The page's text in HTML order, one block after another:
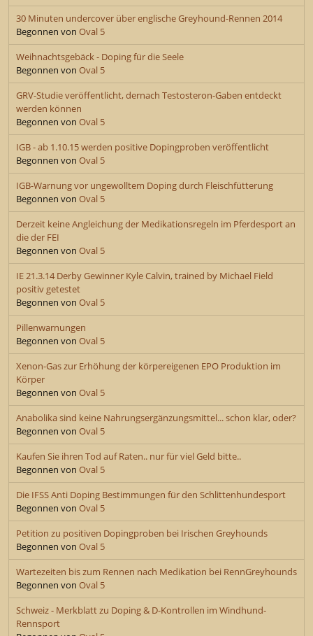
30 Minuten undercover über englische Greyhound-Rennen 2014
Begonnen von Oval 5
Weihnachtsgebäck - Doping für die Seele
Begonnen von Oval 5
GRV-Studie veröffentlicht, dernach Testosteron-Gaben entdeckt
werden können
Begonnen von Oval 5
IGB - ab 1.10.15 werden positive Dopingproben veröffentlicht
Begonnen von Oval 5
IGB-Warnung vor ungewolltem Doping durch Fleischfütterung
Begonnen von Oval 5
Derzeit keine Angleichung der Medikationsregeln im Pferdesport an
die der FEI
Begonnen von Oval 5
IE 21.3.14 Derby Gewinner Kyle Calvin, trained by Michael Field
positiv getestet
Begonnen von Oval 5
Pillenwarnungen
Begonnen von Oval 5
Xenon-Gas zur Erhöhung der körpereigenen EPO Produktion im
Körper
Begonnen von Oval 5
Anabolika sind keine Nahrungsergänzungsmittel... schon klar, oder?
Begonnen von Oval 5
Kaufen Sie ihren Tod auf Raten.. nur für viel Geld bitte..
Begonnen von Oval 5
Die IFSS Anti Doping Bestimmungen für den Schlittenhundesport
Begonnen von Oval 5
Petition zu positiven Dopingproben bei Irischen Greyhounds
Begonnen von Oval 5
Wartezeiten bis zum Rennen nach Medikation bei RennGreyhounds
Begonnen von Oval 5
Schweiz - Merkblatt zu Doping & D-Kontrollen im Windhund-
Rennsport